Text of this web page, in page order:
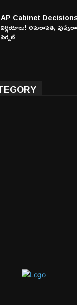
AP Cabinet
నిర్ణయాలు! అమరావతి,
సిగ్నల్